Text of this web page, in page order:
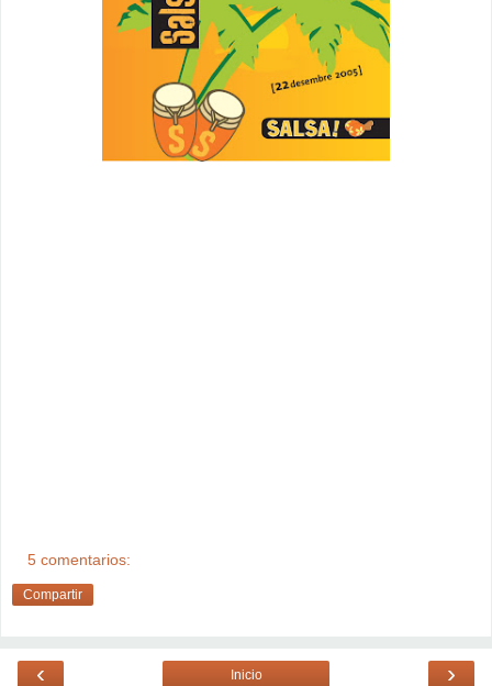
5 comentarios:
Compartir
‹ ›
Inicio